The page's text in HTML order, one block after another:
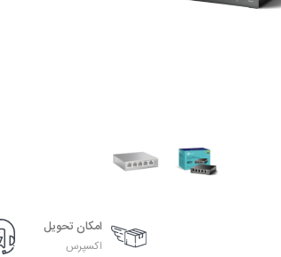
امکان تحویل
اکسپرس